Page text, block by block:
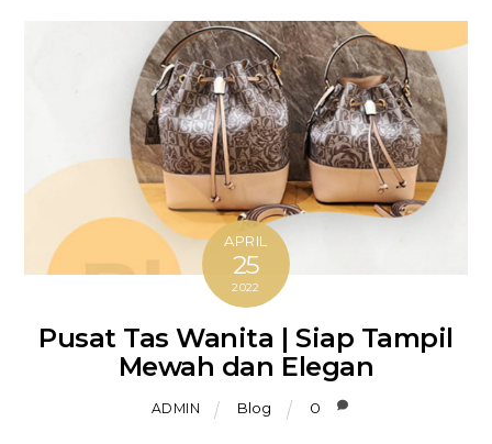
APRIL
25
2022
Pusat Tas Wanita | Siap Tampil
Mewah dan Elegan
ADMIN Blog 0